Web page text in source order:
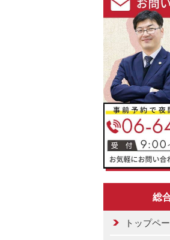
総
トップペ